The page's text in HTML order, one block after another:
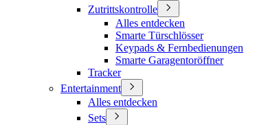
Zutrittskontrolle
Alles entdecken
Smarte Türschlösser
Keypads & Fernbedienungen
Smarte Garagentoröffner
Tracker
Entertainment
Alles entdecken
Sets